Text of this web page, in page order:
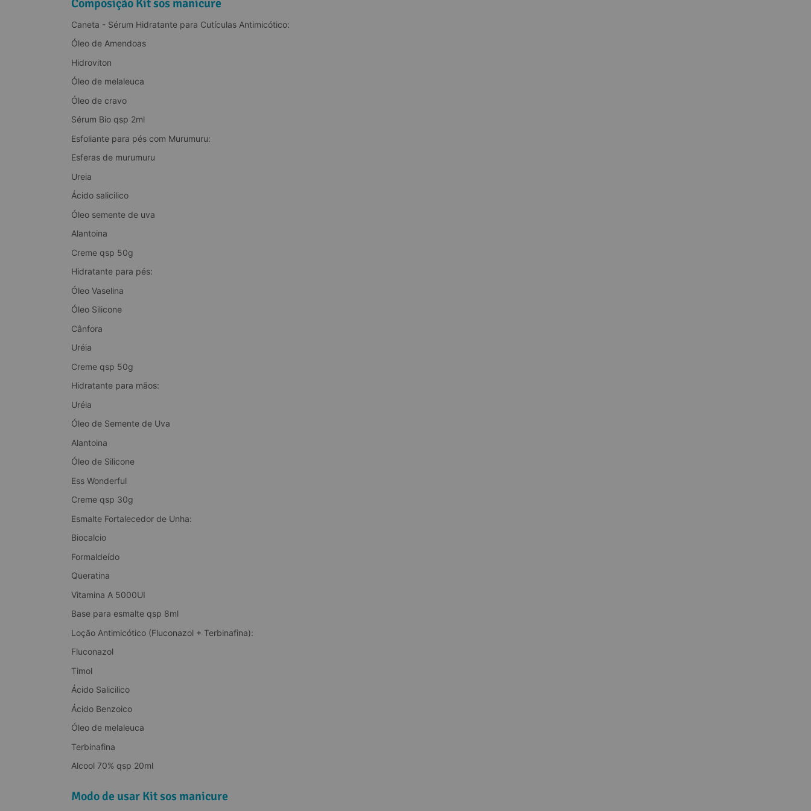
Composição Kit sos manicure
Caneta - Sérum Hidratante para Cutículas Antimicótico:
Óleo de Amendoas
Hidroviton
Óleo de melaleuca
Óleo de cravo
Sérum Bio qsp 2ml
Esfoliante para pés com Murumuru:
Esferas de murumuru
Ureia
Ácido salicilico
Óleo semente de uva
Alantoina
Creme qsp 50g
Hidratante para pés:
Óleo Vaselina
Óleo Silicone
Cânfora
Uréia
Creme qsp 50g
Hidratante para mãos:
Uréia
Óleo de Semente de Uva
Alantoina
Óleo de Silicone
Ess Wonderful
Creme qsp 30g
Esmalte Fortalecedor de Unha:
Biocalcio
Formaldeído
Queratina
Vitamina A 5000UI
Base para esmalte qsp 8ml
Loção Antimicótico (Fluconazol + Terbinafina):
Fluconazol
Timol
Ácido Salicilico
Ácido Benzoico
Óleo de melaleuca
Terbinafina
Alcool 70% qsp 20ml
Modo de usar Kit sos manicure